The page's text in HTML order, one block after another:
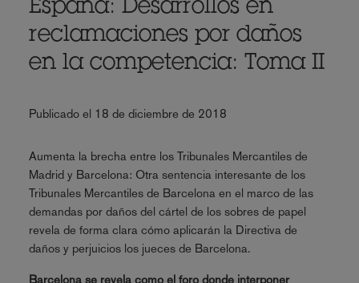
España: Desarrollos en
reclamaciones por daños
en la competencia: Toma II
Publicado el 18 de diciembre de 2018
Aumenta la brecha entre los Tribunales Mercantiles de
Madrid y Barcelona: Otra sentencia interesante de los
Tribunales Mercantiles de Barcelona en el marco de las
demandas por daños del cártel de los sobres de papel
revela de forma clara cómo aplicarán la Directiva de
daños y perjuicios los jueces de Barcelona.
Barcelona se revela como el foro donde interponer